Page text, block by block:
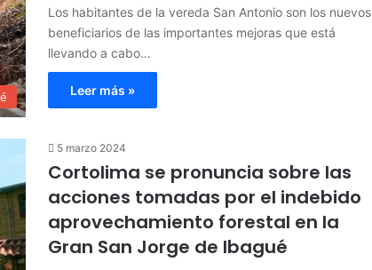
Los habitantes de la vereda San Antonio son los nuevos
beneficiarios de las importantes mejoras que está
llevando a cabo…
Leer más »
5 marzo 2024
Cortolima se pronuncia sobre las
acciones tomadas por el indebido
aprovechamiento forestal en la
Gran San Jorge de Ibagué